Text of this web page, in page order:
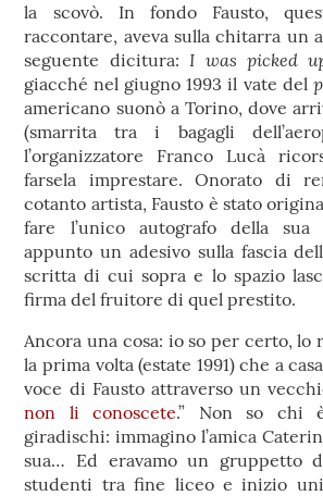
la scovò. In fondo Fausto,
raccontare, aveva sulla chitarra un
seguente dicitura:I was picked
giacché nel giugno 1993 il vate del
americano suonò a Torino, dove
(smarrita tra i bagagli
l’organizzatore Franco Lucà
farsela imprestare. Onorato di
cotanto artista, Fausto è stato
fare l’unico autografo della sua
appunto un adesivo sulla fascia
scritta di cui sopra e lo spazio
firma del fruitore di quel prestito.
Ancora una cosa: io so per certo, lo
la prima volta (estate 1991) che a
voce di Fausto attraverso un
non li conoscete.” Non so chi
giradischi: immagino l’amica
sua… Ed eravamo un gruppetto
studenti tra fine liceo e inizio